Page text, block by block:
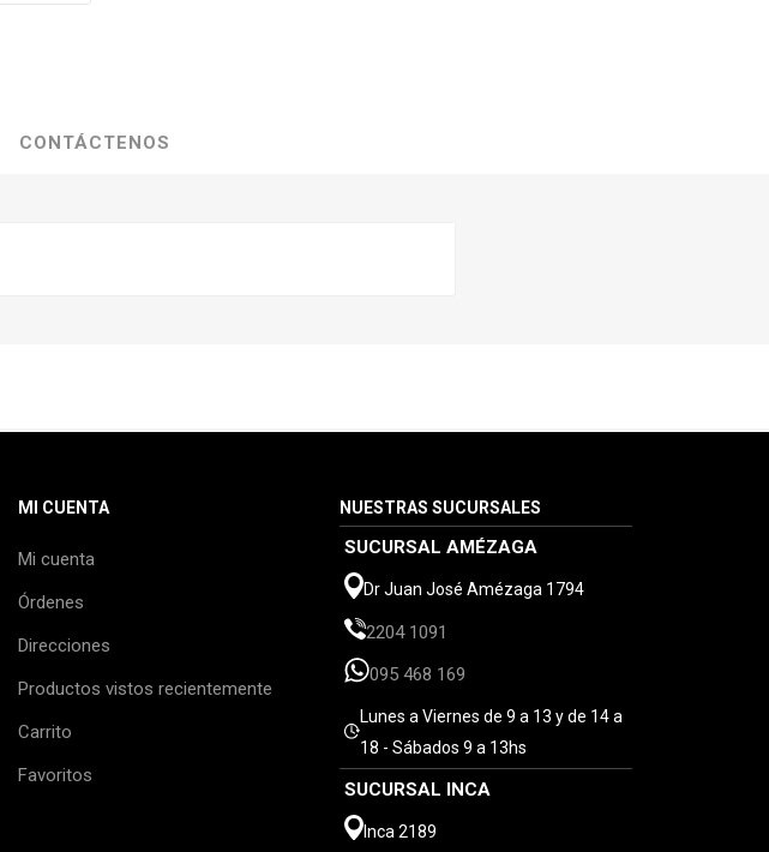
CONTÁCTENOS
MI CUENTA
Mi cuenta
Órdenes
Direcciones
Productos vistos recientemente
Carrito
Favoritos
NUESTRAS SUCURSALES
SUCURSAL AMÉZAGA
Dr Juan José Amézaga 1794
2204 1091
095 468 169
Lunes a Viernes de 9 a 13 y de 14 a
18 - Sábados 9 a 13hs
SUCURSAL INCA
Inca 2189